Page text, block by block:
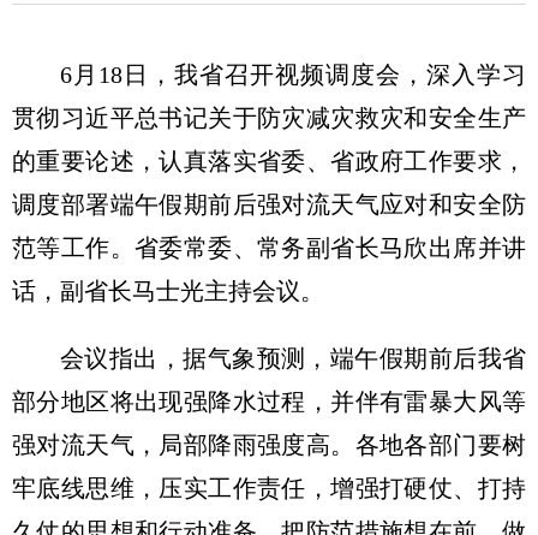
6月18日，我省召开视频调度会，深入学习
贯彻习近平总书记关于防灾减灾救灾和安全生产
的重要论述，认真落实省委、省政府工作要求，
调度部署端午假期前后强对流天气应对和安全防
范等工作。省委常委、常务副省长马欣出席并讲
话，副省长马士光主持会议。
会议指出，据气象预测，端午假期前后我省
部分地区将出现强降水过程，并伴有雷暴大风等
强对流天气，局部降雨强度高。各地各部门要树
牢底线思维，压实工作责任，增强打硬仗、打持